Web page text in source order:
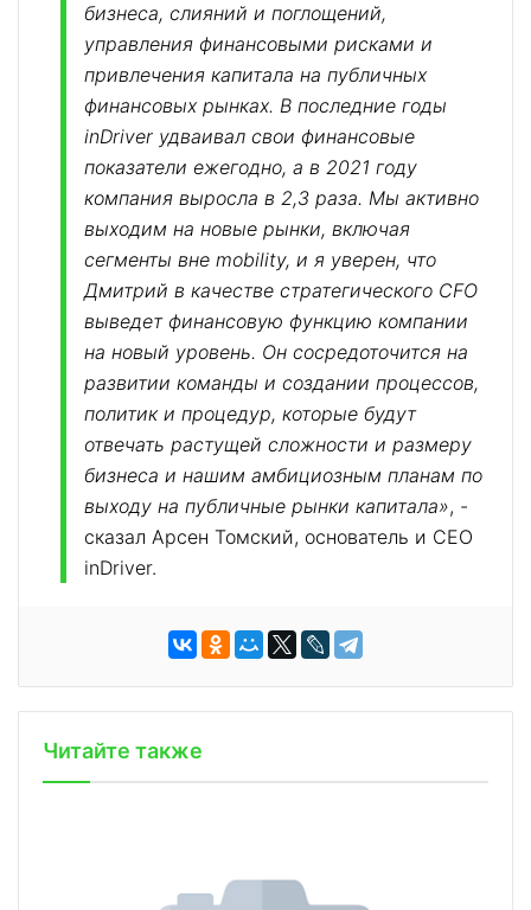
бизнеса, слияний и поглощений,
управления финансовыми рисками и
привлечения капитала на публичных
финансовых рынках. В последние годы
inDriver удваивал свои финансовые
показатели ежегодно, а в 2021 году
компания выросла в 2,3 раза. Мы активно
выходим на новые рынки, включая
сегменты вне mobility, и я уверен, что
Дмитрий в качестве стратегического CFO
выведет финансовую функцию компании
на новый уровень. Он сосредоточится на
развитии команды и создании процессов,
политик и процедур, которые будут
отвечать растущей сложности и размеру
бизнеса и нашим амбициозным планам по
выходу на публичные рынки капитала», -
сказал Арсен Томский, основатель и CEO
inDriver.
Читайте также